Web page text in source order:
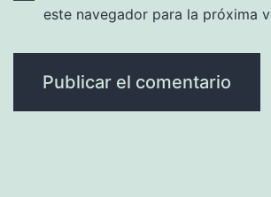
este navegador para la próxima